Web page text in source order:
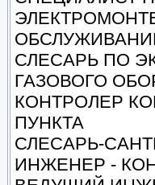
СЛЕСАРЬ ПО
ГАЗОВОГО
КОНТРОЛЕР
ПУНКТА
СЛЕСАРЬ-
ИНЖЕНЕР -